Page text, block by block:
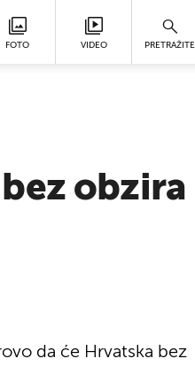
FOTO VIDEO PRETRAŽITE
obzira
da će Hrvatska bez